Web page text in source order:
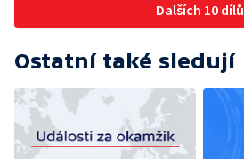
Dalších 10 dílů
Ostatní také sledují